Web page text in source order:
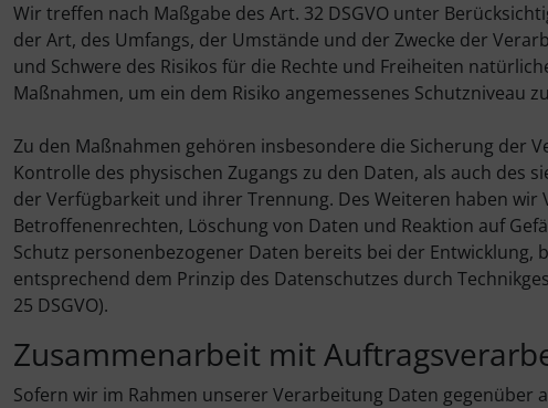
Wir treffen nach Maßgabe des Art. 32 DSGVO unter
der Art, des Umfangs, der Umstände und der Zwecke der
und Schwere des Risikos für die Rechte und Freiheiten
Maßnahmen, um ein dem Risiko angemessenes Schutzniveau
Zu den Maßnahmen gehören insbesondere die Sicherung der
Kontrolle des physischen Zugangs zu den Daten, als auch des
der Verfügbarkeit und ihrer Trennung. Des Weiteren haben
Betroffenenrechten, Löschung von Daten und Reaktion auf
Schutz personenbezogener Daten bereits bei der Entwicklung,
entsprechend dem Prinzip des Datenschutzes durch
25 DSGVO).
Zusammenarbeit mit
Sofern wir im Rahmen unserer Verarbeitung Daten